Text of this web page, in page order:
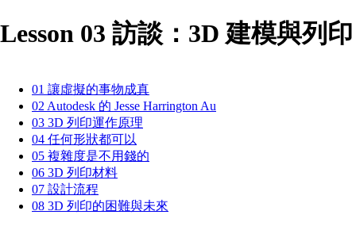
Lesson 03 訪談：3D 建模與列印
01 讓虛擬的事物成真
02 Autodesk 的 Jesse Harrington Au
03 3D 列印運作原理
04 任何形狀都可以
05 複雜度是不用錢的
06 3D 列印材料
07 設計流程
08 3D 列印的困難與未來